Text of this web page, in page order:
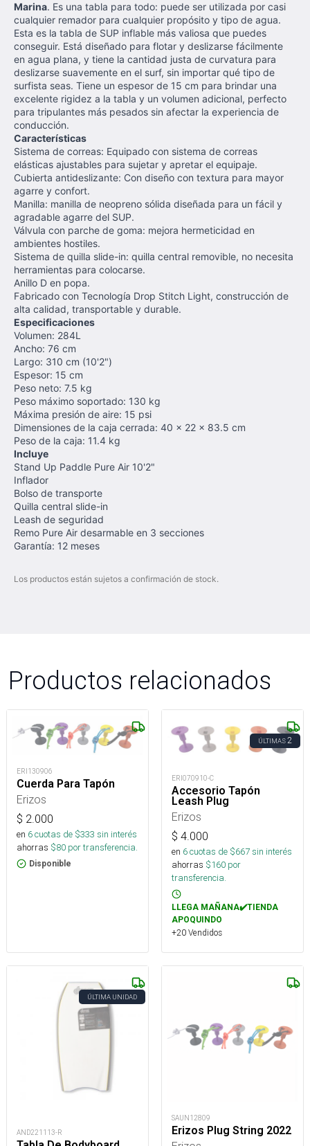
Marina. Es una tabla para todo: puede ser utilizada por casi
cualquier remador para cualquier propósito y tipo de agua.
Esta es la tabla de SUP inflable más valiosa que puedes
conseguir. Está diseñado para flotar y deslizarse fácilmente
en agua plana, y tiene la cantidad justa de curvatura para
deslizarse suavemente en el surf, sin importar qué tipo de
surfista seas. Tiene un espesor de 15 cm para brindar una
excelente rigidez a la tabla y un volumen adicional, perfecto
para tripulantes más pesados sin afectar la experiencia de
conducción.
Características
Sistema de correas: Equipado con sistema de correas
elásticas ajustables para sujetar y apretar el equipaje.
Cubierta antideslizante: Con diseño con textura para mayor
agarre y confort.
Manilla: manilla de neopreno sólida diseñada para un fácil y
agradable agarre del SUP.
Válvula con parche de goma: mejora hermeticidad en
ambientes hostiles.
Sistema de quilla slide-in: quilla central removible, no necesita
herramientas para colocarse.
Anillo D en popa.
Fabricado con Tecnología Drop Stitch Light, construcción de
alta calidad, transportable y durable.
Especificaciones
Volumen: 284L
Ancho: 76 cm
Largo: 310 cm (10'2")
Espesor: 15 cm
Peso neto: 7.5 kg
Peso máximo soportado: 130 kg
Máxima presión de aire: 15 psi
Dimensiones de la caja cerrada: 40 x 22 x 83.5 cm
Peso de la caja: 11.4 kg
Incluye
Stand Up Paddle Pure Air 10'2"
Inflador
Bolso de transporte
Quilla central slide-in
Leash de seguridad
Remo Pure Air desarmable en 3 secciones
Garantía: 12 meses
Los productos están sujetos a confirmación de stock.
Productos relacionados
ERI130906
Cuerda Para Tapón
Erizos
$ 2.000
en 6cuotas de $333 sin interés
ahorras $80 por transferencia.
Disponible
ÚLTIMAS2
ERI070910-C
Accesorio Tapón
Leash Plug
Erizos
$ 4.000
en 6cuotas de $667sin interés
ahorras $160 por
transferencia.
LLEGA MAÑANA✔️TIENDA
APOQUINDO
+20 Vendidos
ÚLTIMA UNIDAD
AND221113-R
SAUN12809
Erizos Plug String 2022